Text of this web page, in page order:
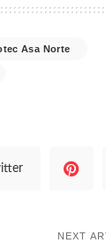
Asa Norte
NEXT